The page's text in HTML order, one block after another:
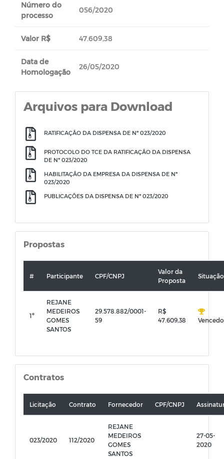
Número do
processo
056/2020
Valor R$ 47.609,38
Data de
Homologação
26/05/2020
Arquivos para Download
RATIFICAÇÃO DA DISPENSA DE Nº 023/2020
PROTOCOLO DO TCE DA RATIFICAÇÃO DA DISPENSA
DE Nº 023/2020
HABILITAÇÃO DA EMPRESA DA DISPENSA DE Nº
023/2020
PUBLICAÇÕES DA DISPENSA DE Nº 023/2020
Propostas
# Participante CPF/CNPJ
Valor da
Proposta
Situação
1º
REJANE
MEDEIROS
GOMES
SANTOS
29.578.882/0001-
59
R$
47.609,38
Contratos
Licitação Contrato Fornecedor CPF/CNPJ
023/2020 112/2020
REJANE
MEDEIROS
GOMES
SANTOS
27-05-
2020